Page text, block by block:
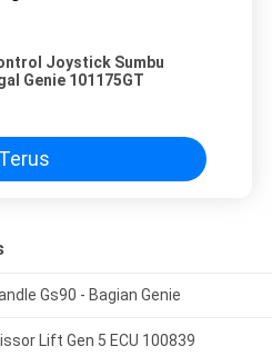
Joystick Sumbu
Genie 101175GT
Terus
Gs90 - Bagian Genie
Lift Gen 5 ECU 100839